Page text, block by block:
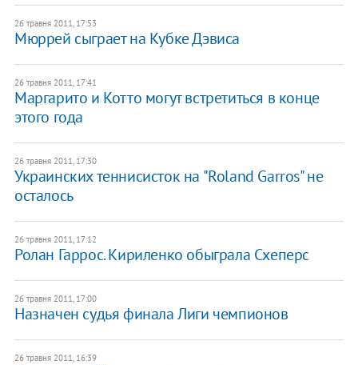
26 травня 2011, 17:53
Мюррей сыграет на Кубке Дэвиса
26 травня 2011, 17:41
Маргарито и Котто могут встретиться в конце
этого года
26 травня 2011, 17:30
Украинских теннисисток на "Roland Garros" не
осталось
26 травня 2011, 17:12
Ролан Гаррос. Кириленко обыграла Схеперс
26 травня 2011, 17:00
Назначен судья финала Лиги чемпионов
26 травня 2011, 16:39